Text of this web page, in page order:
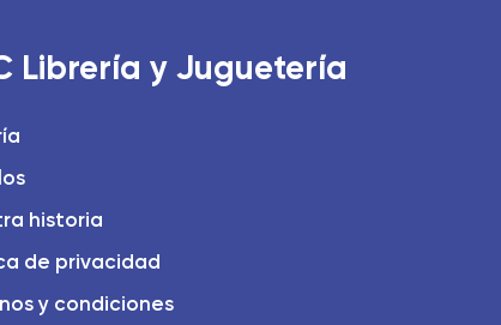
Librería y Juguetería
historia
de privacidad
y condiciones